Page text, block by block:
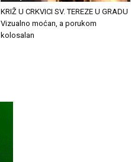
KRIŽ U CRKVICI SV. TEREZE U GRADU
Vizualno moćan, a porukom
kolosalan